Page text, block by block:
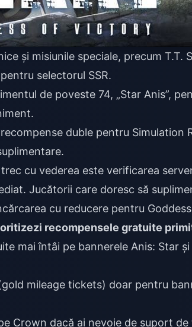
și misiunile speciale, precum T.T.
selectorul SSR.
de poveste 74, „Star Anis”,
duble pentru Simulation
cu vederea este verificarea
Jucătorii care doresc să
cu reducere pentru
recompensele gratuite
mai întâi pe bannerele Anis: Star
mileage tickets) doar pentru
Crown dacă ai nevoie de suport